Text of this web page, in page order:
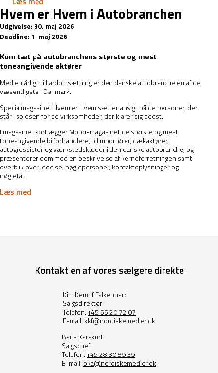
Hvem er Hvem i Autobranchen
Udgivelse: 30. maj 2026
Deadline: 1. maj 2026
Kom tæt på autobranchens største og mest
toneangivende aktører
Med en årlig milliardomsætning er den danske autobranche en af de
væsentligste i Danmark.
Specialmagasinet Hvem er Hvem sætter ansigt på de personer, der
står i spidsen for de virksomheder, der klarer sig bedst.
I magasinet kortlægger Motor-magasinet de største og mest
toneangivende bilforhandlere, bilimportører, dækaktører,
autogrossister og værkstedskæder i den danske autobranche, og
præsenterer dem med en beskrivelse af kerneforretningen samt
overblik over ledelse, nøglepersoner, kontaktoplysninger og
nøgletal.
Læs med
Kontakt en af vores sælgere direkte
Kim Kempf Falkenhard
Salgsdirektør
Telefon:+45 55 20 72 07
E-mail: kkf@nordiskemedier.dk
Baris Karakurt
Salgschef
Telefon:+45 28 30 89 39
E-mail: bka@nordiskemedier.dk